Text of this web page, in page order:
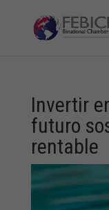
Invertir
futuro
rentable